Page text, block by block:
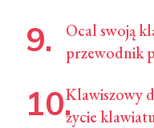
Ocal swoją
przewodnik
Klawiszowy
życie